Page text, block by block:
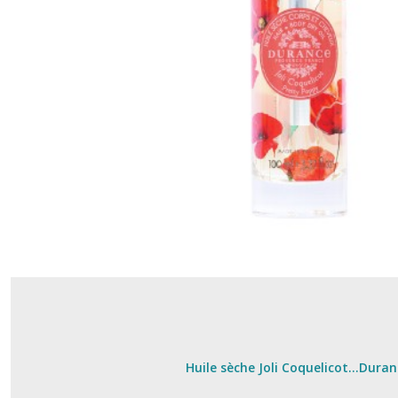
Huile sèche Joli